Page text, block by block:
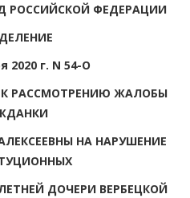
РОССИЙСКОЙ ФЕДЕРАЦИИ
2020 г. N 54-О
К РАССМОТРЕНИЮ ЖАЛОБЫ
НА НАРУШЕНИЕ
ДОЧЕРИ ВЕРБЕЦКОЙ